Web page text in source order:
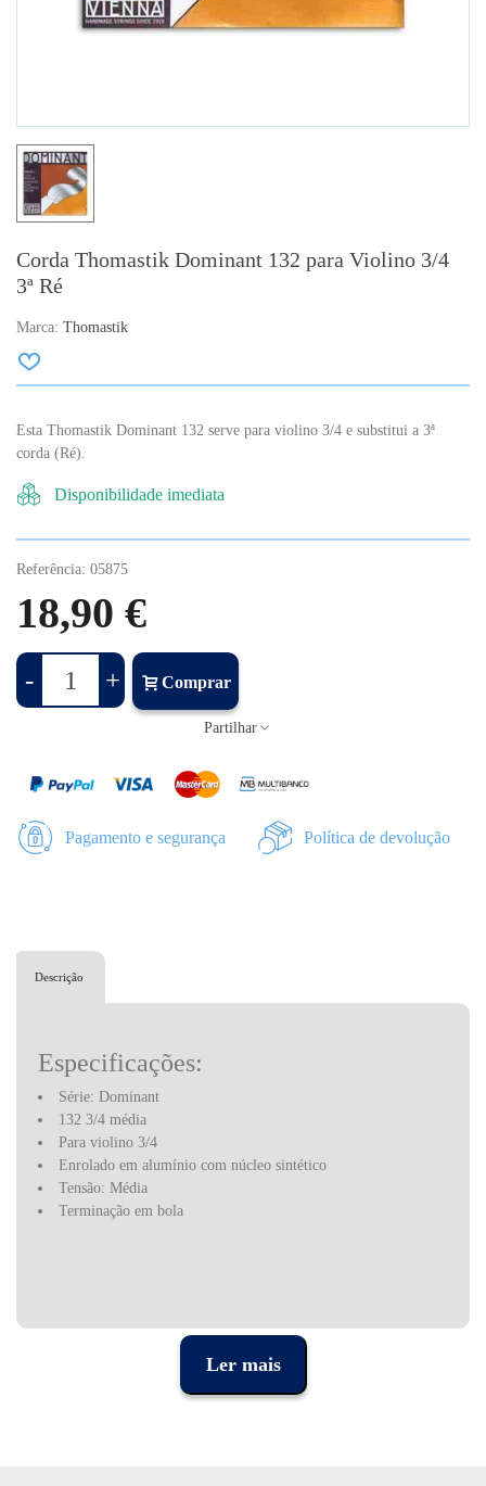
Corda Thomastik Dominant 132 para Violino 3/4
3ª Ré
Marca: Thomastik
Esta Thomastik Dominant 132 serve para violino 3/4 e substitui a 3ª
corda (Ré).
Disponibilidade imediata
Referência: 05875
18,90 €
- + Comprar
Partilhar
Pagamento e segurança Política de devolução
Descrição
Especificações:
Série: Dominant
132 3/4 média
Para violino 3/4
Enrolado em alumínio com núcleo sintético
Tensão: Média
Terminação em bola
Ler mais